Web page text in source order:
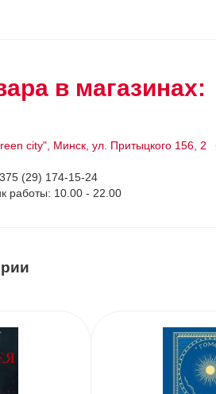
в магазинах:
city", Минск, ул. Притыцкого 156, 2
(29) 174-15-24
работы: 10.00 - 22.00